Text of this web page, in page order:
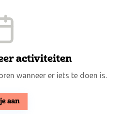
activiteiten
wanneer er iets te doen is.
aan